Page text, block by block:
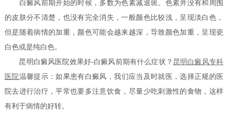
白癜风前期开始的时候，多数为色素减退斑。色素并没有和周围
的皮肤分不清楚，也没有完全消失，一般颜色比较浅，呈现淡白色，
但是随着病情的加重，颜色可能会越来越深，导致颜色加重，呈现瓷
白色或是纯白色。
昆明白癜风医院效果好-白癜风前期有什么症状？ 昆明白癜风专科
医院温馨提示：如果患有白癜风，我们应当及时就医，选择正规的医
院去进行治疗，平常也要多注意饮食，尽量少吃刺激性的食物，这样
有利于病情的好转。